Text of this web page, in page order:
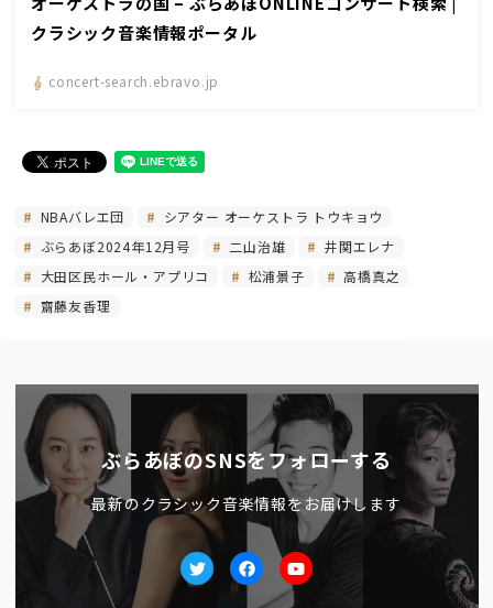
クラシック音楽情報ポータル
concert-search.ebravo.jp
NBAバレエ団
シアター オーケストラ トウキョウ
ぶらあぼ2024年12月号
二山治雄
井関エレナ
大田区民ホール・アプリコ
松浦景子
高橋真之
齋藤友香理
ぶらあぼのSNSをフォローする
最新のクラシック音楽情報をお届けします
TwitterfacebookYoutube